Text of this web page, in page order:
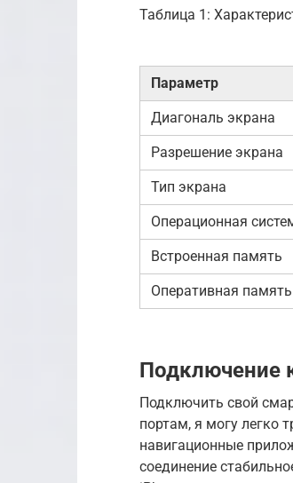
Таблица 1:
Параметр
Диагональ экрана
Разрешение экрана
Тип экрана
Операционная
Встроенная память
Оперативная память
Подключение
Подключить свой
портам, я могу легко
навигационные
соединение